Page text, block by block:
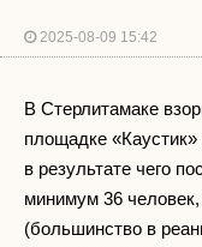
2025-08-09 15:42
В Стерлитамаке
площадке
в результате чего
минимум 36
(большинство в